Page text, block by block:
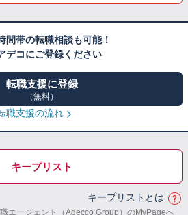
間帯の転職相談も可能！
デコにご登録ください
転職支援に登録
（無料）
職支援の流れ
キープリスト
キープリストとは
エージェント（Adecco Group）のMyPageへ